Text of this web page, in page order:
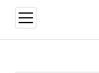
open
menu